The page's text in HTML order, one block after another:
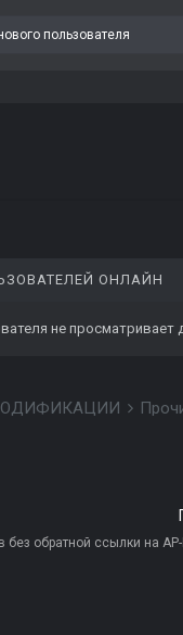
пользователя
ОНЛАЙН
не просматривает
МОДИФИКАЦИИ
без обратной ссылки на